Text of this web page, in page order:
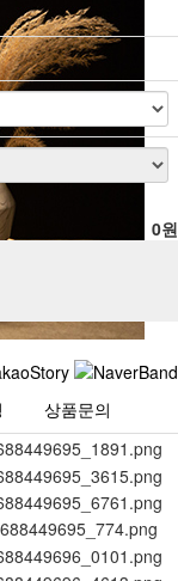
0원
상품문의